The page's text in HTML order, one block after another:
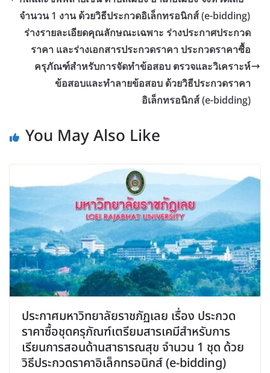
จำนวน 1 งาน ด้วยวิธีประกวดอิเล็กทรอนิกส์ (e-bidding)
ร่างรายละเอียดคุณลักษณะเฉพาะ ร่างประกาศประกวด
ราคา และร่างเอกสารประกวดราคา ประกวดราคาซื้อ
ครุภัณฑ์สำหรับการจัดทำข้อสอบ ตรวจและวิเคราะห์
ข้อสอบและทำลายข้อสอบ ด้วยวิธีประกวดราคา
อิเล็กทรอนิกส์ (e-bidding)
You May Also Like
ประกาศมหาวิทยาลัยราชภัฏเลย เรื่อง ประกวด
ราคาซื้อชุดครุภัณฑ์เตรียมสารเคมีสำหรับการ
เรียนการสอนด้านสาธารณสุข จำนวน 1 ชุด ด้วย
วิธีประกวดราคาอิเล็กทรอนิกส์ (e-bidding)